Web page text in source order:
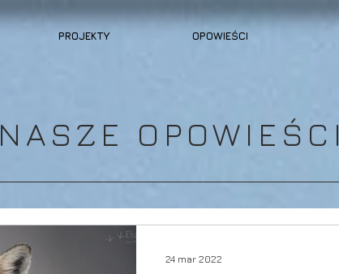
PROJEKTY OPOWIEŚCI
NASZE OPOWIEŚCI
24 mar 2022